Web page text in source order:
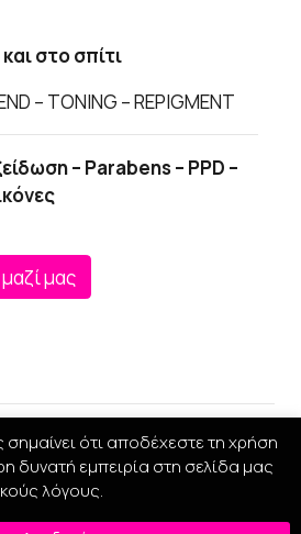
στο σπίτι
– TONING – REPIGMENT
– Parabens – PPD –
μας
ότι αποδέχεστε τη χρήση
δυνατή εμπειρία στη σελίδα μας
λόγους.